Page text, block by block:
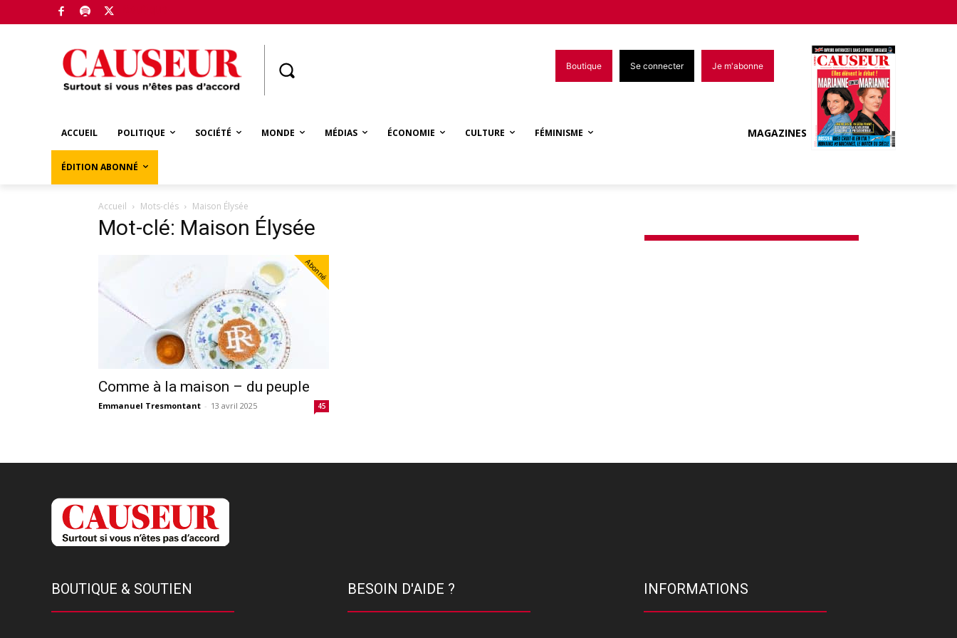
Boutique Se connecter Je m'abonne
ACCUEIL POLITIQUE SOCIÉTÉ MONDE MÉDIAS ÉCONOMIE CULTURE FÉMINISME
ÉDITION ABONNÉ
MAGAZINES
Accueil Mots-clés Maison Élysée
Mot-clé: Maison Élysée
Abonné
Comme à la maison – du peuple
Emmanuel Tresmontant - 13 avril 2025 45
BOUTIQUE & SOUTIEN BESOIN D'AIDE ? INFORMATIONS